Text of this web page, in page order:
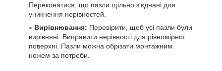
Переконатися, що пазли щільно з'єднані для
уникнення нерівностей.
Вирівнювання: Перевірити, щоб усі пазли були
вирівняні. Виправити нерівності для рівномірної
поверхні. Пазли можна обрізати монтажним
ножем за потреби.